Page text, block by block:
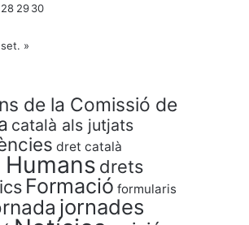
28 2930
set. »
de la Comissió de
català als jutjats
dret català
drets
Formació formularis
jornades